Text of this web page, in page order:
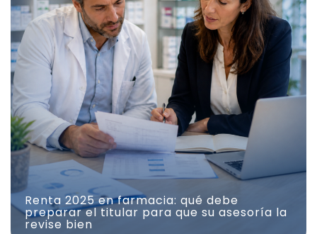
Renta 2025 en farmacia: qué debe
preparar el titular para que su asesoría la
revise bien